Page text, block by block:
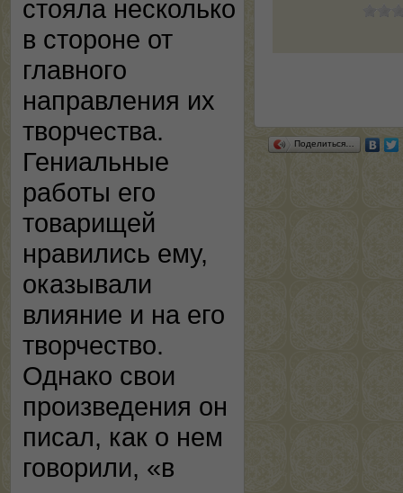
стояла несколько
в стороне от
главного
направления их
творчества.
Гениальные
работы его
товарищей
нравились ему,
оказывали
влияние и на его
творчество.
Однако свои
произведения он
писал, как о нем
говорили, «в
Поделиться…